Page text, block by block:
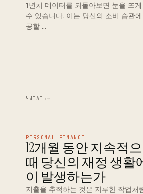
1년치 데이터를 되돌아보면 눈을 뜨
수 있습니다. 이는 당신의 소비 습관
공할 …
ЧИТАТЬ→
PERSONAL FINANCE
12개월 동안 지속적
때 당신의 재정 생활
이 발생하는가
지출을 추적하는 것은 지루한 작업처